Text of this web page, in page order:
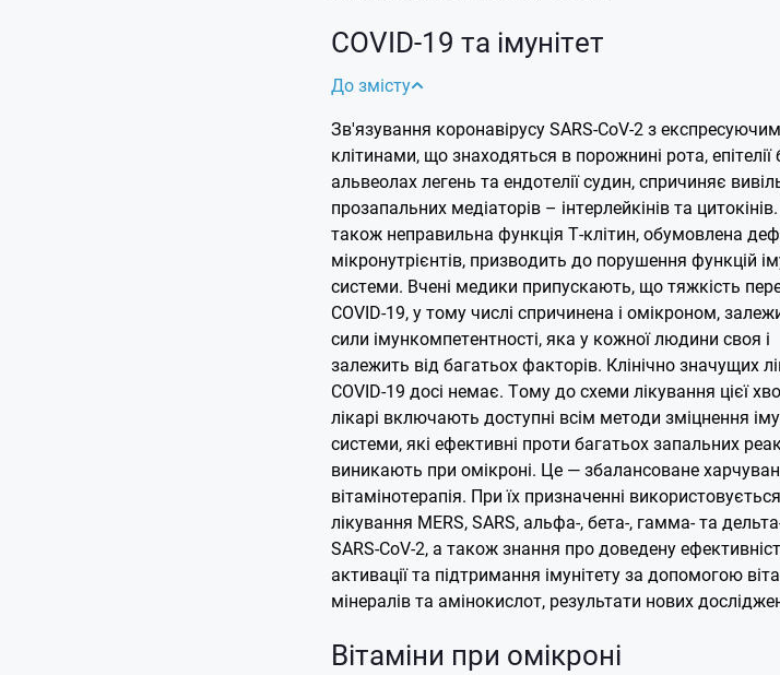
COVID-19 та імунітет
До змісту
Зв'язування коронавірусу SARS-CoV-2 з
клітинами, що знаходяться в порожнині рота, епітелії
альвеолах легень та ендотелії судин, спричиняє
прозапальних медіаторів – інтерлейкінів та
також неправильна функція Т-клітин, обумовлена
мікронутрієнтів, призводить до порушення функцій
системи. Вчені медики припускають, що тяжкість
COVID-19, у тому числі спричинена і омікроном,
сили імункомпетентності, яка у кожної людини своя і
залежить від багатьох факторів. Клінічно значущих
COVID-19 досі немає. Тому до схеми лікування цієї
лікарі включають доступні всім методи зміцнення
системи, які ефективні проти багатьох запальних
виникають при омікроні. Це — збалансоване
вітамінотерапія. При їх призначенні
лікування MERS, SARS, альфа-, бета-, гамма- та
SARS-CoV-2, а також знання про доведену
активації та підтримання імунітету за допомогою
мінералів та амінокислот, результати нових
Вітаміни при омікроні